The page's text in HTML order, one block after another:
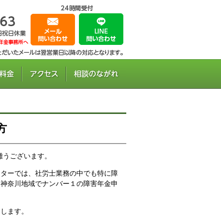
ございます。
ーでは、社労士業務の中でも特に障
奈川地域でナンバー１の障害年金申
ます。